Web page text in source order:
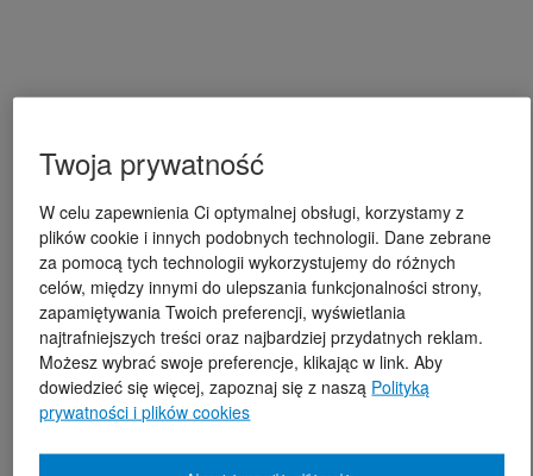
Twoja prywatność
W celu zapewnienia Ci optymalnej obsługi, korzystamy z
plików cookie i innych podobnych technologii. Dane zebrane
za pomocą tych technologii wykorzystujemy do różnych
celów, między innymi do ulepszania funkcjonalności strony,
zapamiętywania Twoich preferencji, wyświetlania
najtrafniejszych treści oraz najbardziej przydatnych reklam.
Możesz wybrać swoje preferencje, klikając w link. Aby
dowiedzieć się więcej, zapoznaj się z naszą Polityką
prywatności i plików cookies